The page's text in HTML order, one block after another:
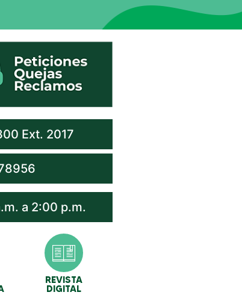
Ext. 2017
a 2:00 p.m.
REVISTA
DIGITAL